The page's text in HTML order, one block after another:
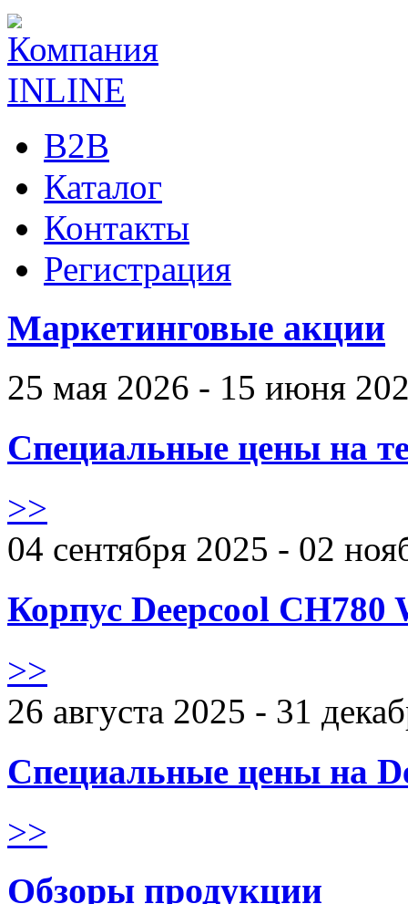
B2B
Каталог
Контакты
Регистрация
Маркетинговые акции
25 мая 2026 - 15 июня
Специальные цены на
>>
04 сентября 2025 - 02
Корпус Deepcool CH780
>>
26 августа 2025 - 31
Специальные цены на
>>
Обзоры продукции